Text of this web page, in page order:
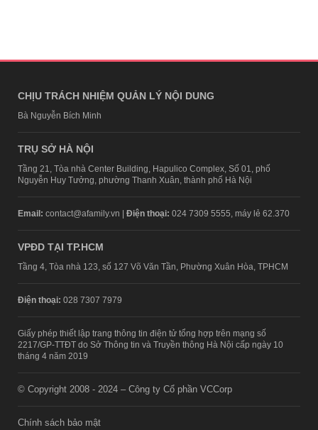
CHỊU TRÁCH NHIỆM QUẢN LÝ NỘI DUNG
Bà Nguyễn Bích Minh
TRỤ SỞ HÀ NỘI
Tầng 21, Tòa nhà Center Building, Hapulico Complex, Số 01, phố
Nguyễn Huy Tưởng, phường Thanh Xuân, thành phố Hà Nội
Email: contact@afamily.vn | Điện thoại: 024 7309 5555, máy lẻ 62.370
VPĐD TẠI TP.HCM
Tầng 4, Tòa nhà 123, số 127 Võ Văn Tần, Phường Xuân Hòa, TPHCM
Điện thoại: 028 7307 7979
Giấy phép thiết lập trang thông tin điện tử tổng hợp trên mạng số
2217/GP-TTĐT do Sở Thông tin và Truyền thông Hà Nội cấp ngày 10
tháng 4 năm 2019
© Copyright 2008 - 2024 – Công ty Cổ phần VCCorp
Chính sách bảo mật